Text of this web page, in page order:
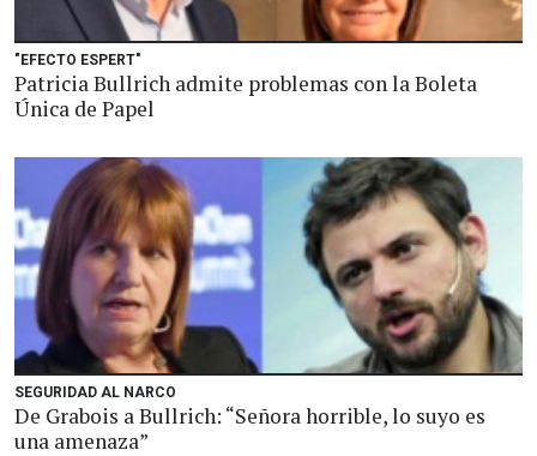
"EFECTO ESPERT"
Patricia Bullrich admite problemas con la Boleta
Única de Papel
SEGURIDAD AL NARCO
De Grabois a Bullrich: “Señora horrible, lo suyo es
una amenaza”